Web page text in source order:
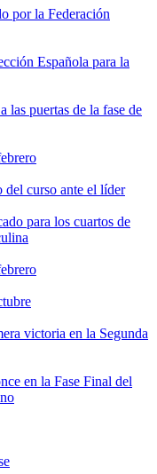
por la Federación
Española para la
puertas de la fase de
curso ante el líder
para los cuartos de
victoria en la Segunda
en la Fase Final del